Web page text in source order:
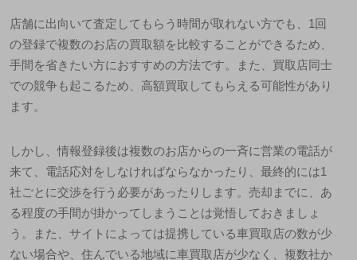
店舗に出向いて査定してもらう時間が取れない方でも、1回
の登録で複数のお店の買取額を比較することができるため、
手間を省きたい方におすすめの方法です。また、買取店同士
での競争も起こるため、高額買取してもらえる可能性があり
ます。
しかし、情報登録後は複数のお店からの一斉に営業の電話が
来て、電話応対をしなければならなかったり、最終的には1
社ごとに交渉を行う必要があったりします。売却までに、あ
る程度の手間が掛かってしまうことは覚悟しておきましょ
う。また、サイトによっては提携している車買取店の数が少
ない場合や、住んでいる地域に車買取店が少なく、複数社か